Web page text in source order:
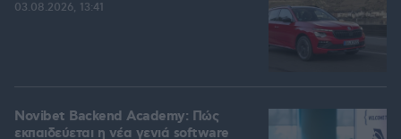
03.08.2026, 13:41
Novibet Backend Academy: Πώς
εκπαιδεύεται η νέα γενιά software